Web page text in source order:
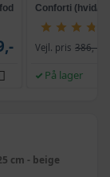
cm - beige
Conforti (hvid/
Vejl. pris 386,-
På lager